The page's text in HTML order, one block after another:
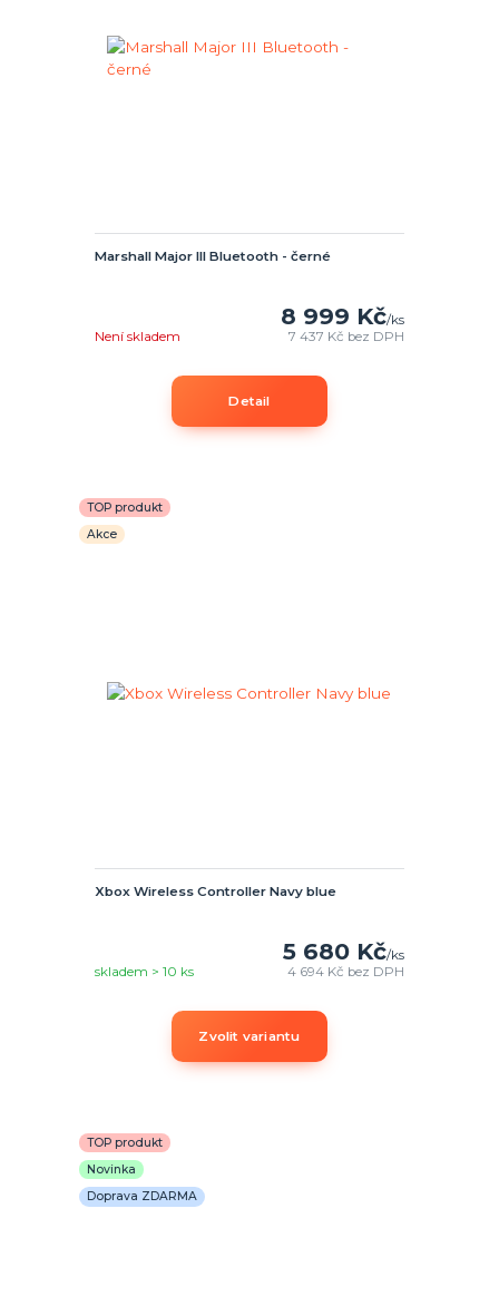
Marshall Major III Bluetooth - černé
8 999 Kč/ks
7 437 Kč bez DPH
Není skladem
Detail
TOP produkt
Akce
Xbox Wireless Controller Navy blue
5 680 Kč/ks
4 694 Kč bez DPH
skladem > 10 ks
Zvolit variantu
TOP produkt
Novinka
Doprava ZDARMA